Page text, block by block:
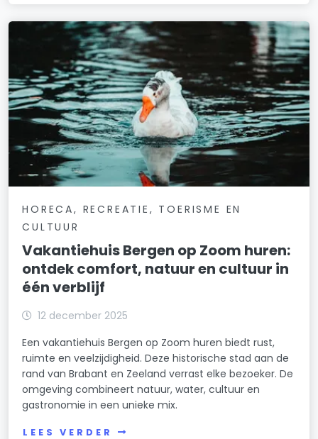
HORECA, RECREATIE, TOERISME EN
CULTUUR
Vakantiehuis Bergen op Zoom huren:
ontdek comfort, natuur en cultuur in
één verblijf
12 december 2025
Een vakantiehuis Bergen op Zoom huren biedt rust,
ruimte en veelzijdigheid. Deze historische stad aan de
rand van Brabant en Zeeland verrast elke bezoeker. De
omgeving combineert natuur, water, cultuur en
gastronomie in een unieke mix.
LEES VERDER